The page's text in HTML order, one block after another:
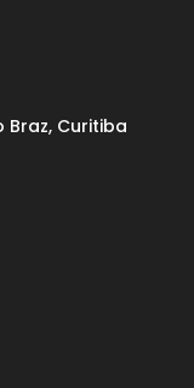
Braz, Curitiba